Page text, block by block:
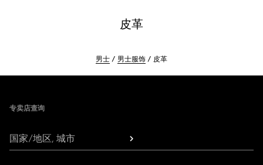
皮革
男士 男士服饰 皮革
专卖店查询
国家/地区, 城市